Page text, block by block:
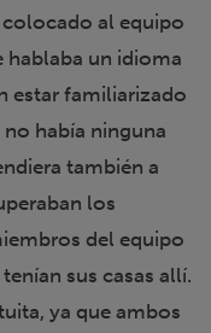
al equipo
hablaba un idioma
estar familiarizado
había ninguna
también a
los
del equipo
sus casas allí.
ya que ambos